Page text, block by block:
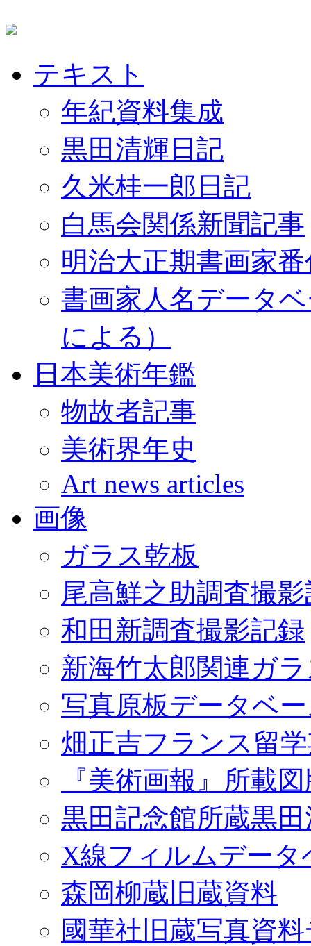
テキスト
年紀資料集成
黒田清輝日記
久米桂一郎日記
白馬会関係新聞記事
明治大正期書画家
書画家人名データ
による）
日本美術年鑑
物故者記事
美術界年史
Art news articles
画像
ガラス乾板
尾高鮮之助調査撮
和田新調査撮影記録
新海竹太郎関連ガ
写真原板データベ
畑正吉フランス留
『美術画報』所載
黒田記念館所蔵黒
X線フィルムデータ
森岡柳蔵旧蔵資料
國華社旧蔵写真資